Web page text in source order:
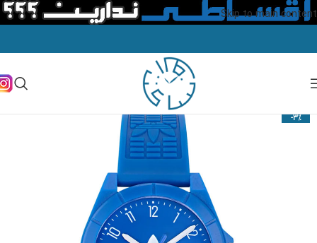
Skip to main content
-3%